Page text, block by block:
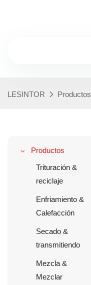
LESINTOR Productos
Productos
Trituración &
reciclaje
Enfriamiento &
Calefacción
Secado &
transmitiendo
Mezcla &
Mezclar